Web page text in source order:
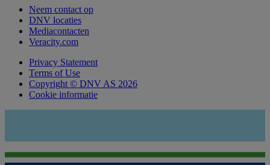
Neem contact op
DNV locaties
Mediacontacten
Veracity.com
Privacy Statement
Terms of Use
Copyright © DNV AS 2026
Cookie informatie